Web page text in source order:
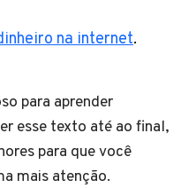
na internet.
para aprender
esse texto até ao final,
para que você
mais atenção.